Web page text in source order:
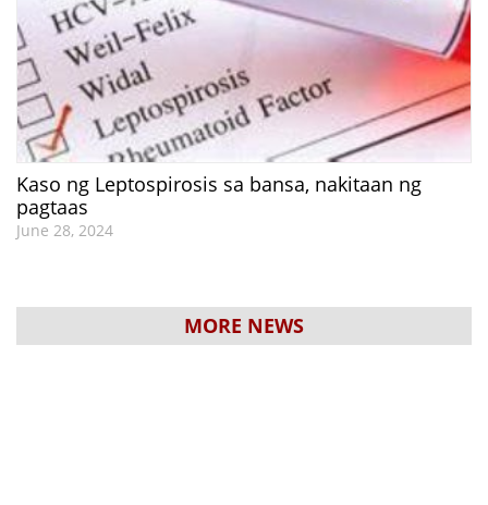
Kaso ng Leptospirosis sa bansa, nakitaan ng
pagtaas
June 28, 2024
MORE NEWS